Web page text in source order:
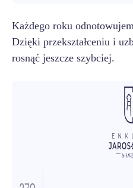
Każdego roku
Dzięki przekształceniu i
rosnąć jeszcze szybciej.